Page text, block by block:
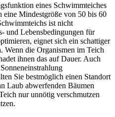
eines Schwimmteiches
Mindestgröße von 50 bis 60
ist nicht
und Lebensbedingungen für
eignet sich ein schattiger
Wenn die Organismen im Teich
ihnen das auf Dauer. Auch
Sie bestmöglich einen Standort
Laub abwerfenden Bäumen
nur unnötig verschmutzen